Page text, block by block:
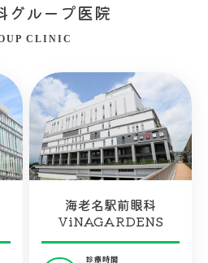
グループ医院
CLINIC
海老名駅前眼科
ViNAGARDENS
診療時間